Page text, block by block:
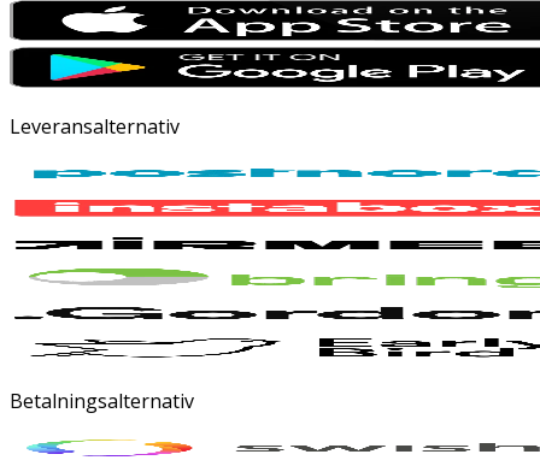
Leveransalternativ
Betalningsalternativ